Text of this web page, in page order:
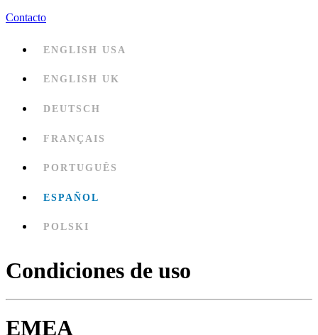
Contacto
ENGLISH USA
ENGLISH UK
DEUTSCH
FRANÇAIS
PORTUGUÊS
ESPAÑOL
POLSKI
Condiciones de uso
EMEA